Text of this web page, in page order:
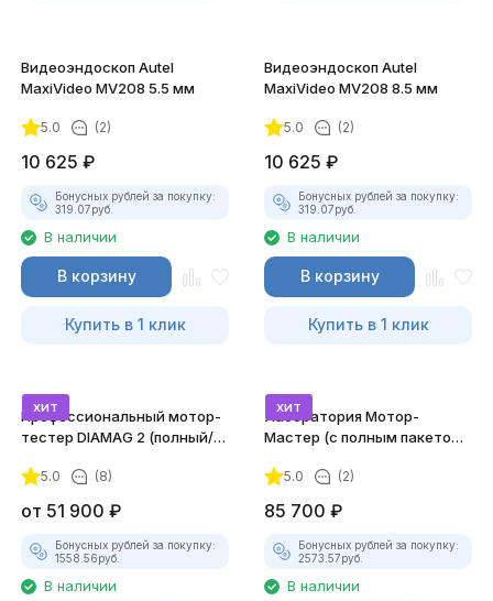
Видеоэндоскоп Autel
MaxiVideo MV208 5.5 мм
5.0 (2)
10 625 ₽
Бонусных рублей за покупку:
319.07руб.
В наличии
В корзину
Купить в 1 клик
Видеоэндоскоп Autel
MaxiVideo MV208 8.5 мм
5.0 (2)
10 625 ₽
Бонусных рублей за покупку:
319.07руб.
В наличии
В корзину
Купить в 1 клик
хит
Профессиональный мотор-
тестер DIAMAG 2 (полный/
5.0 (8)
от 51 900 ₽
Бонусных рублей за покупку:
1558.56руб.
В наличии
хит
Лаборатория Мотор-
Мастер (с полным пакетом
5.0 (2)
85 700 ₽
Бонусных рублей за покупку:
2573.57руб.
В наличии